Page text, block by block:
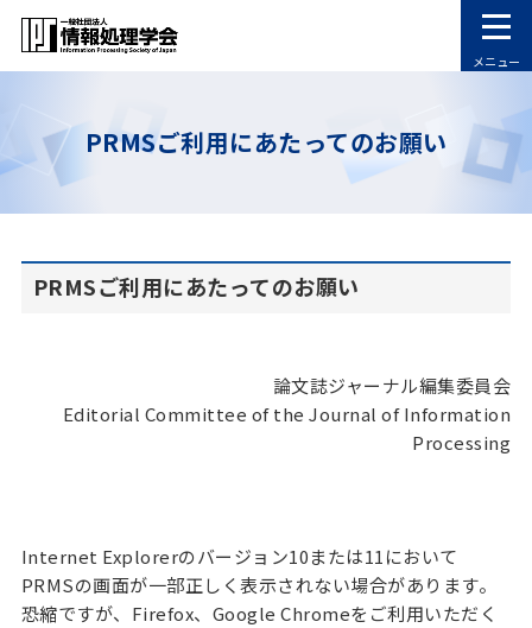
メニュー
PRMSご利用にあたってのお願い
PRMSご利用にあたってのお願い
論文誌ジャーナル編集委員会
Editorial Committee of the Journal of Information
Processing
Internet Explorerのバージョン10または11において
PRMSの画面が一部正しく表示されない場合があります。
恐縮ですが、Firefox、Google Chromeをご利用いただく